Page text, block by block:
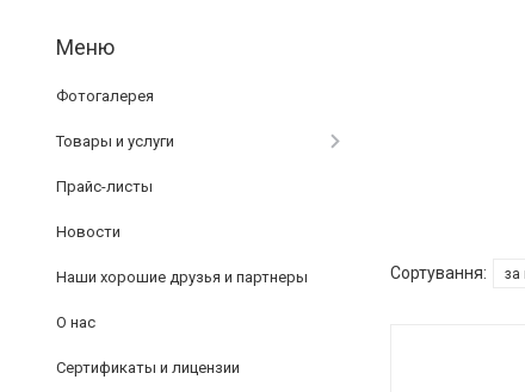
Фотогалерея
Товары и услуги
Прайс-листы
Новости
Наши хорошие друзья и партнеры
О нас
Сертификаты и лицензии